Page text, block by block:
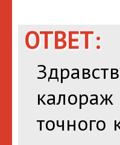
ОТВЕТ:
точного